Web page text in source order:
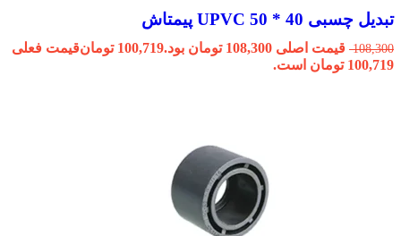
تبدیل چسبی 40 * 50 UPVC پیمتاش
108,300 قیمت اصلی 108,300 تومان بود. 100,719 تومانقیمت فعلی
100,719 تومان است.